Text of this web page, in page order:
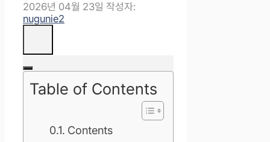
2026년 04월 23일 작성자:
nugunie2
Table of Contents
Contents